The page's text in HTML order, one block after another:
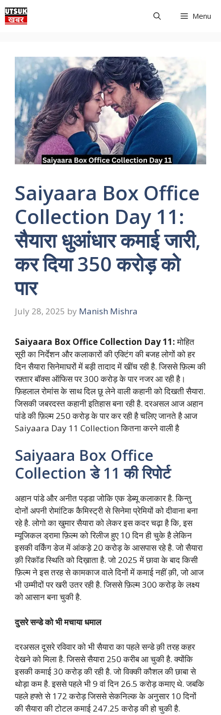
Skip
to
Menu
Saiyaara Box Office
Collection Day 11:
सैयारा धुआंधार कमाई जारी,
कर दिया 350 करोड़ को
पार
July 28, 2025 by Manish Mishra
Saiyaara Box Office Collection Day 11:मोहित
सूरी का निर्देशन और कलाकारों की एक्टिंग की बजह लोगों को हर
दिन सैयारा सिनेमाघरों में बड़ी तादाद में खींच रही है. जिससे फ़िल्म की
रफ़्तार बॉक्स ऑफिस पर 300 करोड़ के पार नजर आ रही है।
फ़िहलाल रोमांस के साथ दिल छू लेने वाली कहानी को दिखती सैयारा.
जिसकी जबरदस्त कहानी इतिहास बना रही है. दरअसल आज अहान
पांडे की फ़िल्म 250 करोड़ के पार कर रही है चलिए जानते है आज
Saiyaara Day 11 Collection कितना करने वाली है
Saiyaara Box Office
Collection डे 11 की रिपोर्ट
अहान पांडे और अनीत पड्डा जोकि एक डेब्यू कलाकार है. किन्तु
दोनों अपनी रोमांटिक कैमिस्ट्री से सिनेमा प्रेमियों को दीवाना बना
रहे है. लोगो का खुमार सैयारा को लेकर इस कदर चढ़ा है कि, इस
म्यूजिकल ड्रामा फ़िल्म को रिलीज हुए 10 दिन ही चुके है लेकिन
इसकी वर्किंग डेज में आंकड़े 20 करोड़ के आसपास रहे है. जो सैयारा
क़ी रिकॉड स्थिति को दिख़ाता है. जो 2025 में छावा के बाद किसी
फ़िल्म ने इस तरह से कामकाज वाले दिनों में कमाई नहीं क़ी, जो आज
भी उम्मीदों पर खरी उतर रही है. जिससे फ़िल्म 300 करोड़ के लक्ष्य
को आसान बना चुकी है.
दुसरे सन्डे को भी मचाया धमाल
दरअसल दूसरे रविवार को भी सैयारा का पहले सन्डे क़ी तरह कहर
देखने को मिला है. जिससे सैयारा 250 करीब आ चुकी है. क्योंकि
इसकी कमाई 30 करोड़ की रही है. जो विक्की कौशल की छाबा से
थोड़ा कम है. इससे पहले भी 9 वां दिन 26.5 करोड़ कमाए थे. जबकि
पहले हफ्ते से 172 करोड़ जिससे सेकनिल्क के अनुसार 10 दिनों
की सैयारा की टोटल कमाई 247.25 करोड़ की हो चुकी है.